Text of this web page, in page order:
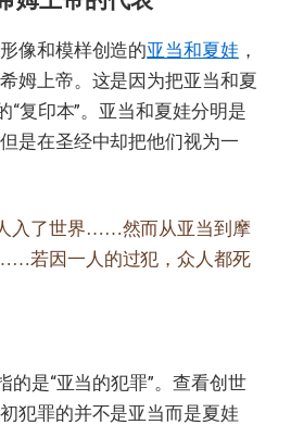
像和模样创造的亚当和夏娃 ，
姆上帝。这是因为把亚当和夏
“复印本”。亚当和夏娃分明是
是在圣经中却把他们视为一
入了世界……然而从亚当到摩
若因一人的过犯，众人都死
的是“亚当的犯罪”。查看创世
犯罪的并不是亚当而是夏娃